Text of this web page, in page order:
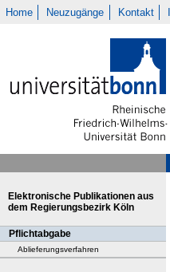
Home Neuzugänge Kontakt
Elektronische Publikationen aus
dem Regierungsbezirk Köln
Pflichtabgabe
Ablieferungsverfahren